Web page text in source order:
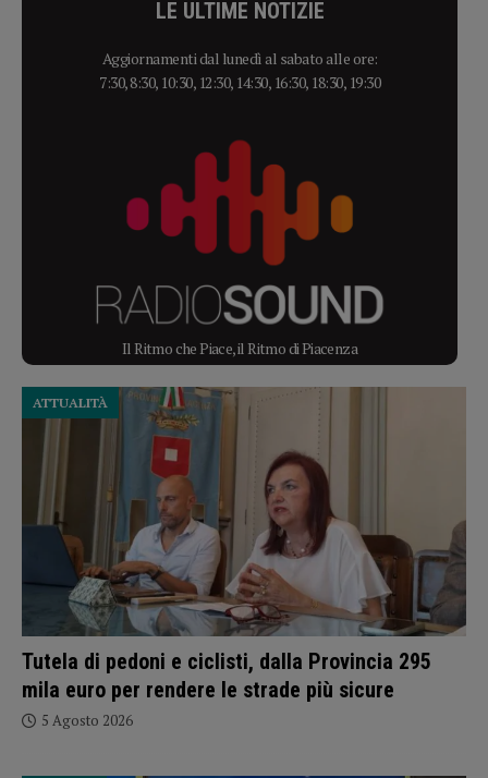
LE ULTIME NOTIZIE
Aggiornamenti dal lunedì al sabato alle ore:
7:30, 8:30, 10:30, 12:30, 14:30, 16:30, 18:30, 19:30
Il Ritmo che Piace, il Ritmo di Piacenza
Tutela di pedoni e ciclisti, dalla Provincia 295
mila euro per rendere le strade più sicure
ATTUALITÀ
5 Agosto 2026